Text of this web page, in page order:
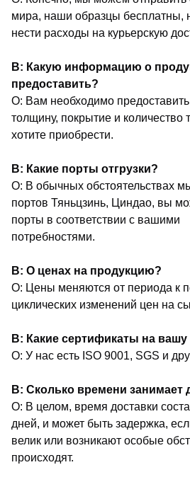
мира, наши образцы бесплатны,
нести расходы на курьерскую
В: Какую информацию о
предоставить?
О: Вам необходимо
толщину, покрытие и количество
хотите приобрести.
В: Какие порты отгрузки?
О: В обычных обстоятельствах
портов Тяньцзинь, Циндао, вы
порты в соответствии с вашими
потребностями.
В: О ценах на продукцию?
О: Цены меняются от периода к
циклических изменений цен на
В: Какие сертификаты на
О: У нас есть ISO 9001, SGS и
В: Сколько времени занимает
О: В целом, время доставки
дней, и может быть задержка,
велик или возникают особые
происходят.